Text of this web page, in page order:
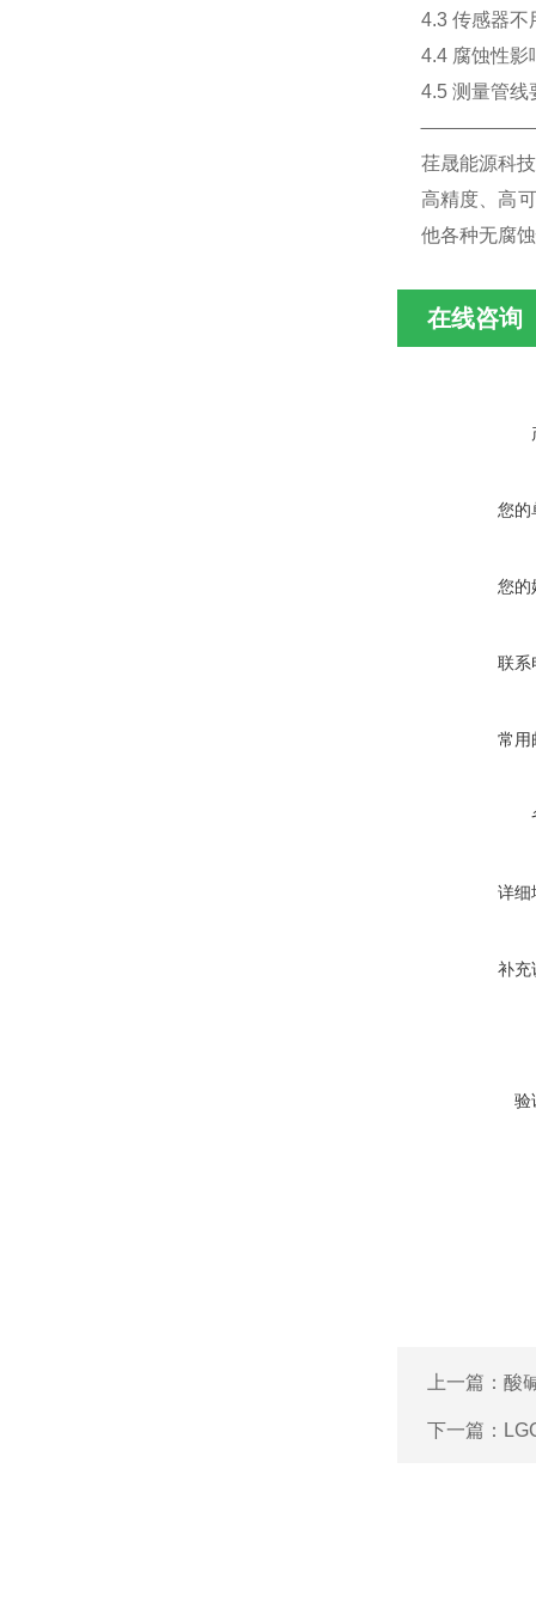
4.3 传感器不
4.4 腐蚀性影
4.5 测量管线
荏晟能源科
高精度、高
他各种无腐
在线咨询
您的
您的
联系
常用
详细
补充
验
上一篇： 酸
下一篇：